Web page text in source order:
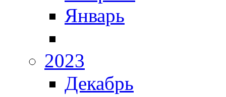
Январь
2023
Декабрь